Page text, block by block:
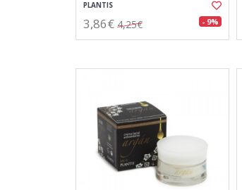
PLANTIS
3,86€ 4,25€ - 9%